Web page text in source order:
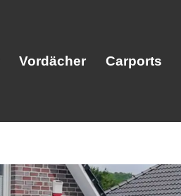
Vordächer Carports